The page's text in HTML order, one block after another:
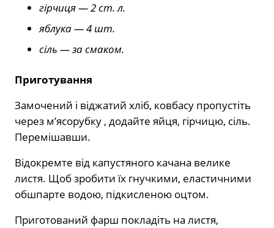
гірчиця — 2 ст. л.
яблука — 4 шт.
сіль — за смаком.
Приготування
Замочений і віджатий хліб, ковбасу пропустіть
через м’ясорубку , додайте яйця, гірчицю, сіль.
Перемішавши.
Відокремте від капустяного качана велике
листя. Щоб зробити їх гнучкими, еластичними
обшпарте водою, підкисленою оцтом.
Приготований фарш покладіть на листя,